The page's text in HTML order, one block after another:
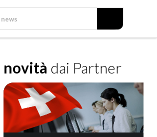
novità dai Partner